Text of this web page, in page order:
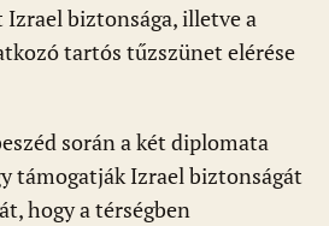
biztonsága, illetve a
tartós tűzszünet elérése
során a két diplomata
támogatják Izrael biztonságát
hogy a térségben